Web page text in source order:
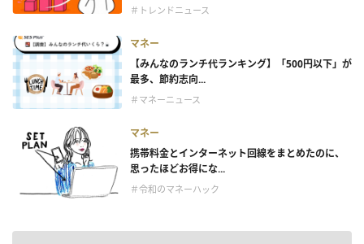
＃トレンドニュース
マネー
【みんなのランチ代ランキング】「500円以下」が
最多、節約志向...
＃マネーニュース
マネー
携帯料金とインターネット回線をまとめたのに、
思ったほどお得にな...
＃令和のマネーハック